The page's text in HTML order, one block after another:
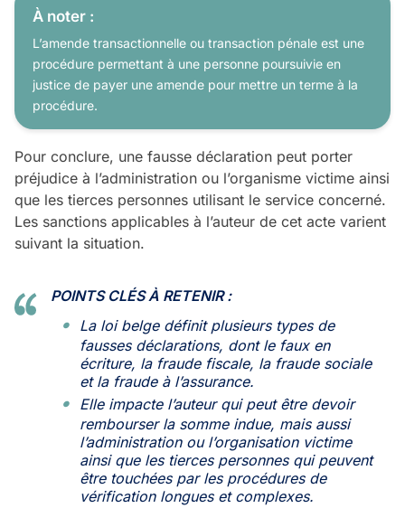
À noter :
L’amende transactionnelle ou transaction pénale est une
procédure permettant à une personne poursuivie en
justice de payer une amende pour mettre un terme à la
procédure.
Pour conclure, une fausse déclaration peut porter
préjudice à l’administration ou l’organisme victime ainsi
que les tierces personnes utilisant le service concerné.
Les sanctions applicables à l’auteur de cet acte varient
suivant la situation.
POINTS CLÉS À RETENIR :
La loi belge définit plusieurs types de
fausses déclarations, dont le faux en
écriture, la fraude fiscale, la fraude sociale
et la fraude à l’assurance.
Elle impacte l’auteur qui peut être devoir
rembourser la somme indue, mais aussi
l’administration ou l’organisation victime
ainsi que les tierces personnes qui peuvent
être touchées par les procédures de
vérification longues et complexes.